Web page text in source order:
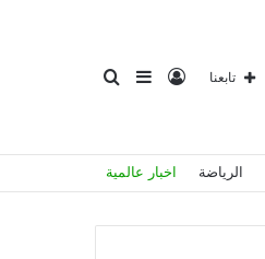
عن
إضافة
عمود
تسجيل
الدخول
تابعنا
الرياضة اخبار عالمية